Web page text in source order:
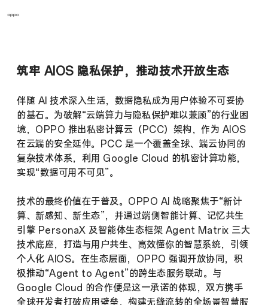
筑牢 AIOS 隐私保护，推动技术开放生态
伴随 AI 技术深入生活，数据隐私成为用户体验不可妥协
的基石。为破解“云端算力与隐私保护难以兼顾”的行业困
境， OPPO 推出私密计算云（PCC）架构，作为 AIOS
在云端的安全延伸。
PCC 是一个覆盖全球、端云协同的
复杂技术体系，利用 Google Cloud 的机密计算功能，
实现“数据可用不可见”。
技术的最终价值在于普及。 OPPO AI 战略聚焦于“新计
算、新感知、新生态”，并通过端侧智能计算、记忆共生
引擎 PersonaX 及智能体生态框架 Agent Matrix 三大
技术底座，打造与用户共生、高效懂你的智慧系统，引领
个人化 AIOS。在生态层面， OPPO 强调开放协同，积
极推动“Agent to Agent”的跨生态服务联动。与
Google Cloud 的合作便是这一承诺的体现，双方携手
全球开发者打破应用壁垒，构建无缝流转的全场景智慧服